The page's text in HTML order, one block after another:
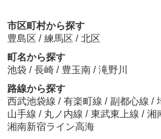
市区町村から探す
豊島区 / 練馬区 / 北区
町名から探す
池袋 / 長崎 / 豊玉南 / 滝野川
路線から探す
西武池袋線 / 有楽町線 / 副都心線 /
山手線 / 丸ノ内線 / 東武東上線 / 湘
湘南新宿ライン高海